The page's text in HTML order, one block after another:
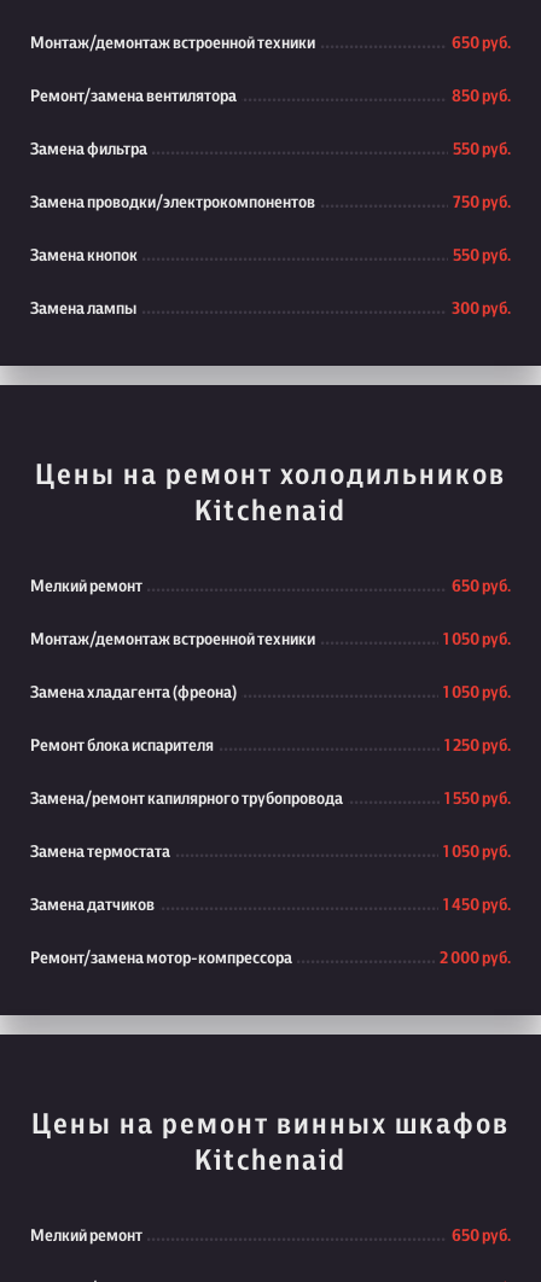
Монтаж/демонтаж встроенной техники 650 руб.
Ремонт/замена вентилятора 850 руб.
Замена фильтра 550 руб.
Замена проводки/электрокомпонентов 750 руб.
Замена кнопок 550 руб.
Замена лампы 300 руб.
Цены на ремонт холодильников
Kitchenaid
Мелкий ремонт 650 руб.
Монтаж/демонтаж встроенной техники 1 050 руб.
Замена хладагента (фреона) 1 050 руб.
Ремонт блока испарителя 1 250 руб.
Замена/ремонт капилярного трубопровода 1 550 руб.
Замена термостата 1 050 руб.
Замена датчиков 1 450 руб.
Ремонт/замена мотор-компрессора 2 000 руб.
Цены на ремонт винных шкафов
Kitchenaid
Мелкий ремонт 650 руб.